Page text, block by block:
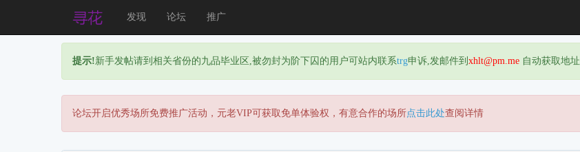
发现 论坛 推广
提示!新手发帖请到相关省份的九品毕业区,被勿封为阶下囚的用户可站内联系trg申诉,发邮件到 xhlt@pm.me 自动获取地址
论坛开启优秀场所免费推广活动，元老VIP可获取免单体验权，有意合作的场所点击此处查阅详情